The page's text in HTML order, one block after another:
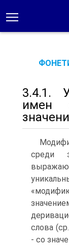
3.4.1.
имен
среди
слова
- со